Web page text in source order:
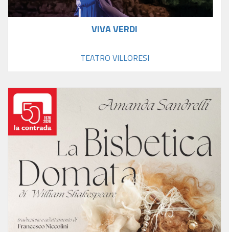
VIVA VERDI
TEATRO VILLORESI